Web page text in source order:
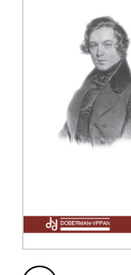
AUTRES PRODUITS